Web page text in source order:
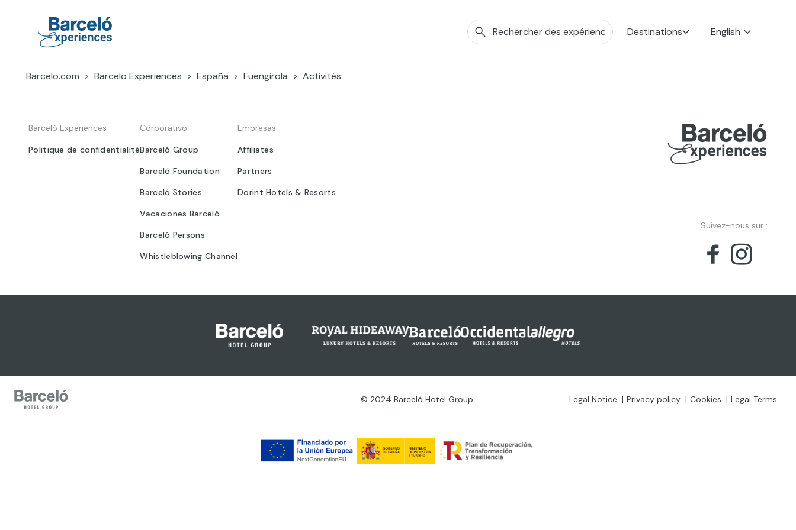
Destinations English
Barcelo.com Barcelo Experiences España Fuengirola Activités
Barceló Experiences
Politique de confidentialité
Corporativo
Barceló Group
Barceló Foundation
Barceló Stories
Vacaciones Barceló
Barceló Persons
Whistleblowing Channel
Empresas
Affiliates
Partners
Dorint Hotels & Resorts
Suivez-nous sur :
© 2024 Barceló Hotel Group Legal Notice Privacy policy Cookies Legal Terms